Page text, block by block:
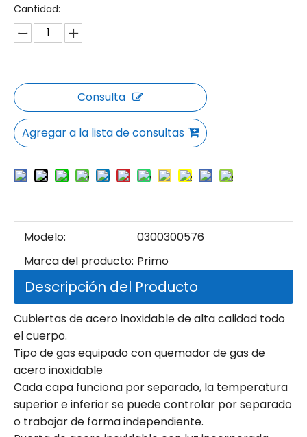
Cantidad:
Consulta
Agregar a la lista de consultas
Modelo:
0300300576
Marca del producto: Primo
Descripción del Producto
Cubiertas de acero inoxidable de alta calidad todo
el cuerpo.
Tipo de gas equipado con quemador de gas de
acero inoxidable
Cada capa funciona por separado, la temperatura
superior e inferior se puede controlar por separado
o trabajar de forma independiente.